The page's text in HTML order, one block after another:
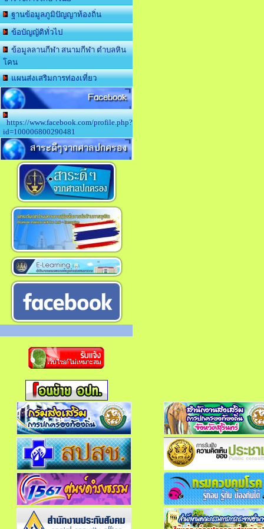
ฐานข้อมูลภูมิปัญญาท้องถิ่น
ข้อบัญญัติทั่วไป
ข้อมูลลานกีฬา สนามกีฬา ตำบลหิน
โคน
แผนส่งเสริมการท่องเที่ยว
Facebook
https://www.facebook.com/profile.php?
id=100006800290481
สาระดีๆจากศาลปกครอง